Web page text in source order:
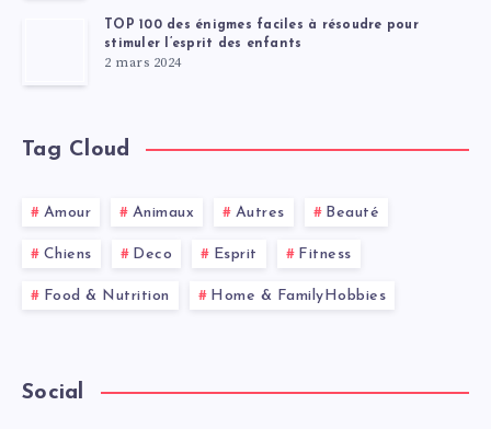
TOP 100 des énigmes faciles à résoudre pour
stimuler l’esprit des enfants
2 mars 2024
Tag Cloud
Amour Animaux Autres Beauté
Chiens Deco Esprit Fitness
Food & Nutrition Home & FamilyHobbies
Social